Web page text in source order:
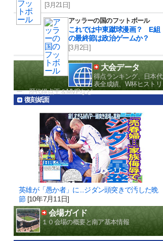
[3月21日]
アッラーの国のフットボール
これでは中東蹴球漫画？ E組
の最終節は政治ゲームか？
[3月2日]
大会データ
得点ランキング、日本代
表全成績、W杯ヒストリ
ー、歴代得点王＆MVPなど
復刻紙面
英雄が「愚か者」に...ジダン頭突きで汚した晩
節[10年7月11日]
会場ガイド
１０会場の概要と南ア基本情報